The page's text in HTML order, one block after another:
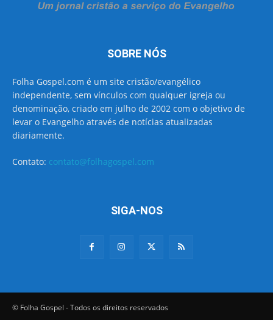
SOBRE NÓS
Folha Gospel.com é um site cristão/evangélico
independente, sem vínculos com qualquer igreja ou
denominação, criado em julho de 2002 com o objetivo de
levar o Evangelho através de notícias atualizadas
diariamente.
Contato: contato@folhagospel.com
SIGA-NOS
© Folha Gospel - Todos os direitos reservados